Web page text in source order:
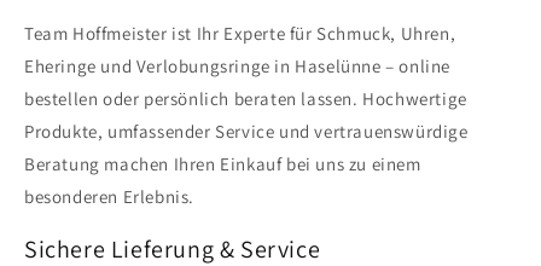
Team Hoffmeister ist Ihr Experte für Schmuck, Uhren,
Eheringe und Verlobungsringe in Haselünne – online
bestellen oder persönlich beraten lassen. Hochwertige
Produkte, umfassender Service und vertrauenswürdige
Beratung machen Ihren Einkauf bei uns zu einem
besonderen Erlebnis.
Sichere Lieferung & Service